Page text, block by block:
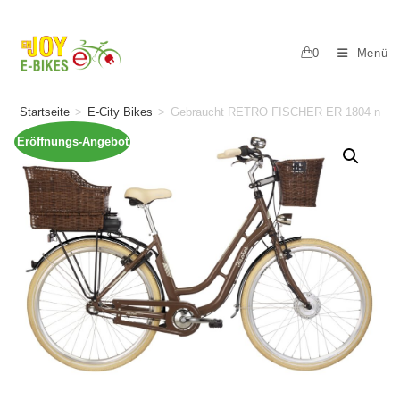
0 Menü
Startseite > E-City Bikes > Gebraucht RETRO FISCHER ER 1804
Eröffnungs-Angebot